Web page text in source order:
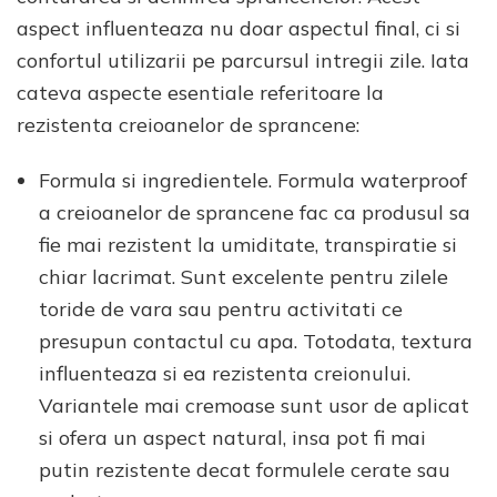
aspect influenteaza nu doar aspectul final, ci si
confortul utilizarii pe parcursul intregii zile. Iata
cateva aspecte esentiale referitoare la
rezistenta creioanelor de sprancene:
Formula si ingredientele. Formula waterproof
a creioanelor de sprancene fac ca produsul sa
fie mai rezistent la umiditate, transpiratie si
chiar lacrimat. Sunt excelente pentru zilele
toride de vara sau pentru activitati ce
presupun contactul cu apa. Totodata, textura
influenteaza si ea rezistenta creionului.
Variantele mai cremoase sunt usor de aplicat
si ofera un aspect natural, insa pot fi mai
putin rezistente decat formulele cerate sau